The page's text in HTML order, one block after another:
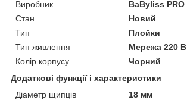
Виробник
BaByliss PRO
Стан
Новий
Тип
Плойки
Тип живлення
Мережа 220 В
Колір корпусу
Чорний
Додаткові функції і характеристики
Діаметр щипців
18 мм